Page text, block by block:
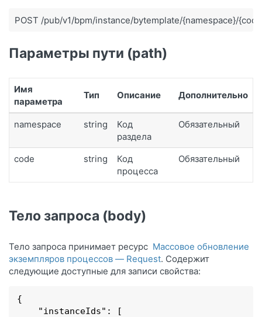
POST /pub/v1/bpm/instance/bytemplate/{namespace}/
Параметры пути (path)
Имя
параметра
Тип Описание Дополнительно
namespace string
Код
раздела
Обязательный
code string
Код
процесса
Обязательный
Тело запроса (body)
Тело запроса принимает ресурс Массовое обновление
экземпляров процессов — Request. Содержит
следующие доступные для записи свойства:
{
    "
instanceIds":
[